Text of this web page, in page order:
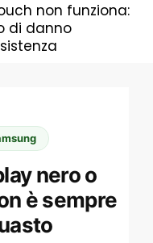
non funziona:
di danno
nero o
è sempre